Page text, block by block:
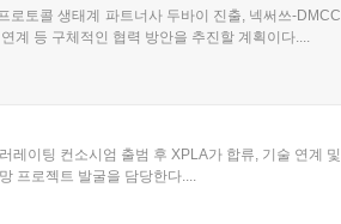
로토콜 생태계 파트너사 두바이 진출, 넥써쓰-DMCC
계 등 구체적인 협력 방안을 추진할 계획이다....
레이팅 컨소시엄 출범 후 XPLA가 합류, 기술 연계 및
프로젝트 발굴을 담당한다....